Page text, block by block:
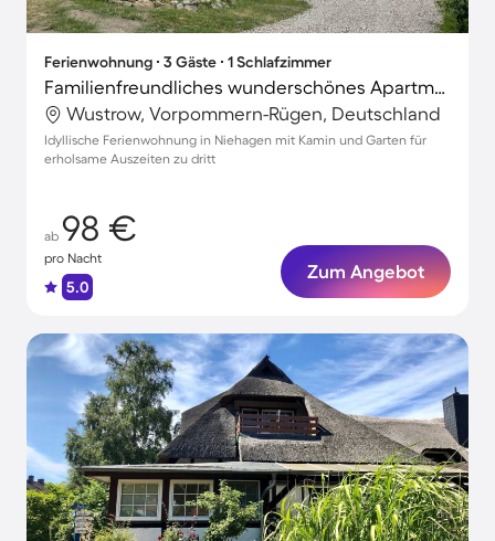
Ferienwohnung ∙ 3 Gäste ∙ 1 Schlafzimmer
Familienfreundliches wunderschönes Apartment mit Garten und Grill
Wustrow, Vorpommern-Rügen, Deutschland
Idyllische Ferienwohnung in Niehagen mit Kamin und Garten für
erholsame Auszeiten zu dritt
ab 98 €
pro Nacht
5.0
Zum Angebot